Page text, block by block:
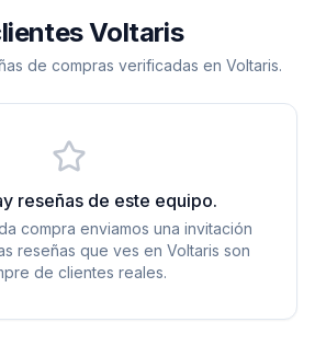
Voltaris
de compras verificadas en Voltaris.
reseñas de este equipo.
compra enviamos una invitación
reseñas que ves en Voltaris son
de clientes reales.